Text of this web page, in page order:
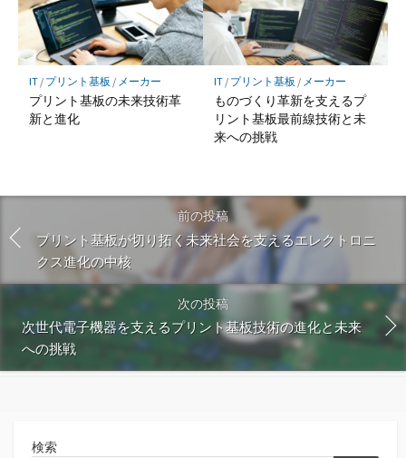
IT/ プリント基板 / メーカー
プリント基板の未来技術革
新と進化
IT/ プリント基板 / メーカー
ものづくり革新を支えるプ
リント基板最前線技術と未
来への挑戦
前の投稿
プリント基板が切り拓く未来社会を支えるエレクトロニ
クス進化の中核
次の投稿
次世代電子機器を支えるプリント基板技術の進化と未来
への挑戦
検索